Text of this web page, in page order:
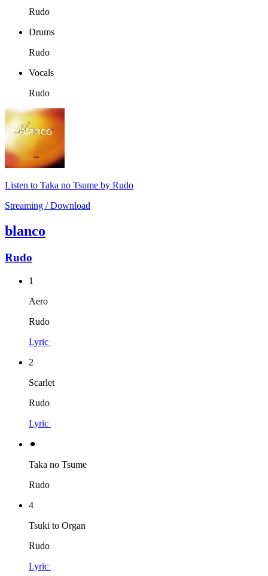
Rudo
Drums
Rudo
Vocals
Rudo
Listen to Taka no Tsume by Rudo
Streaming / Download
blanco
Rudo
1
Aero
Rudo
Lyric
2
Scarlet
Rudo
Lyric
⚫︎
Taka no Tsume
Rudo
4
Tsuki to Organ
Rudo
Lyric